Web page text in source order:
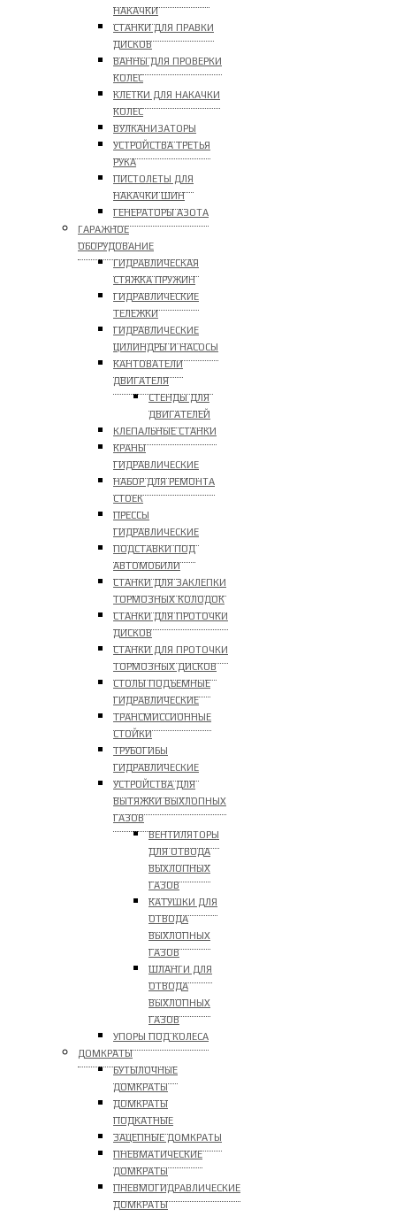
НАКАЧКИ
СТАНКИ ДЛЯ ПРАВКИ
ДИСКОВ
ВАННЫ ДЛЯ ПРОВЕРКИ
КОЛЕС
КЛЕТКИ ДЛЯ НАКАЧКИ
КОЛЕС
ВУЛКАНИЗАТОРЫ
УСТРОЙСТВА ТРЕТЬЯ
РУКА
ПИСТОЛЕТЫ ДЛЯ
НАКАЧКИ ШИН
ГЕНЕРАТОРЫ АЗОТА
ГАРАЖНОЕ
ОБОРУДОВАНИЕ
ГИДРАВЛИЧЕСКАЯ
СТЯЖКА ПРУЖИН
ГИДРАВЛИЧЕСКИЕ
ТЕЛЕЖКИ
ГИДРАВЛИЧЕСКИЕ
ЦИЛИНДРЫ И НАСОСЫ
КАНТОВАТЕЛИ
ДВИГАТЕЛЯ
СТЕНДЫ ДЛЯ
ДВИГАТЕЛЕЙ
КЛЕПАЛЬНЫЕ СТАНКИ
КРАНЫ
ГИДРАВЛИЧЕСКИЕ
НАБОР ДЛЯ РЕМОНТА
СТОЕК
ПРЕССЫ
ГИДРАВЛИЧЕСКИЕ
ПОДСТАВКИ ПОД
АВТОМОБИЛИ
СТАНКИ ДЛЯ ЗАКЛЕПКИ
ТОРМОЗНЫХ КОЛОДОК
СТАНКИ ДЛЯ ПРОТОЧКИ
ДИСКОВ
СТАНКИ ДЛЯ ПРОТОЧКИ
ТОРМОЗНЫХ ДИСКОВ
СТОЛЫ ПОДЪЕМНЫЕ
ГИДРАВЛИЧЕСКИЕ
ТРАНСМИССИОННЫЕ
СТОЙКИ
ТРУБОГИБЫ
ГИДРАВЛИЧЕСКИЕ
УСТРОЙСТВА ДЛЯ
ВЫТЯЖКИ ВЫХЛОПНЫХ
ГАЗОВ
ВЕНТИЛЯТОРЫ
ДЛЯ ОТВОДА
ВЫХЛОПНЫХ
ГАЗОВ
КАТУШКИ ДЛЯ
ОТВОДА
ВЫХЛОПНЫХ
ГАЗОВ
ШЛАНГИ ДЛЯ
ОТВОДА
ВЫХЛОПНЫХ
ГАЗОВ
УПОРЫ ПОД КОЛЕСА
ДОМКРАТЫ
БУТЫЛОЧНЫЕ
ДОМКРАТЫ
ДОМКРАТЫ
ПОДКАТНЫЕ
ЗАЦЕПНЫЕ ДОМКРАТЫ
ПНЕВМАТИЧЕСКИЕ
ДОМКРАТЫ
ПНЕВМОГИДРАВЛИЧЕСКИЕ
ДОМКРАТЫ